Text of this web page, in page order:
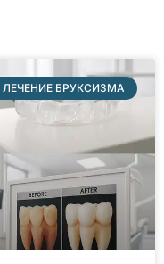
ЛЕЧЕНИЕ БРУКСИЗМА